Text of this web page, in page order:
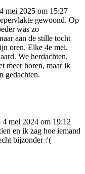
4 mei 2025 om 15:27
gewoond. Op
was zo
aan de stille tocht
oren. Elke 4e mei.
We herdachten.
meer horen, maar ik
gedachten.
4 mei 2024 om 19:12
en ik zag hoe iemand
bijzonder :'(